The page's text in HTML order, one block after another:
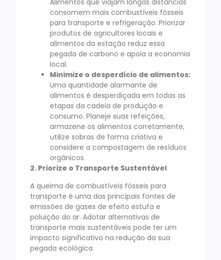
Alimentos que viajam longas distâncias
consomem mais combustíveis fósseis
para transporte e refrigeração. Priorizar
produtos de agricultores locais e
alimentos da estação reduz essa
pegada de carbono e apoia a economia
local.
Minimize o desperdício de alimentos:
Uma quantidade alarmante de
alimentos é desperdiçada em todas as
etapas da cadeia de produção e
consumo. Planeje suas refeições,
armazene os alimentos corretamente,
utilize sobras de forma criativa e
considere a compostagem de resíduos
orgânicos.
2. Priorize o Transporte Sustentável
A queima de combustíveis fósseis para
transporte é uma das principais fontes de
emissões de gases de efeito estufa e
poluição do ar. Adotar alternativas de
transporte mais sustentáveis pode ter um
impacto significativo na redução da sua
pegada ecológica.